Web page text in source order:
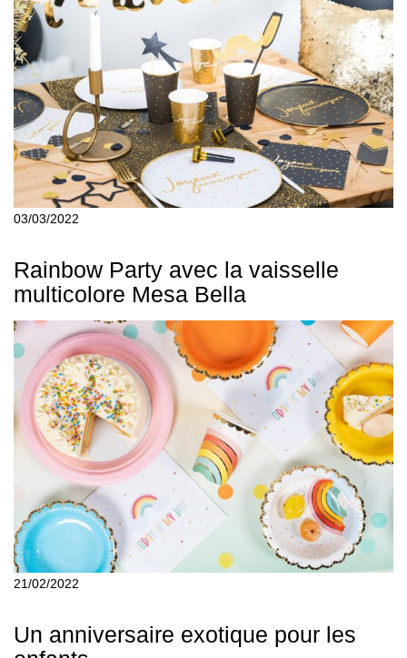
03/03/2022
Rainbow Party avec la vaisselle
multicolore Mesa Bella
21/02/2022
Un anniversaire exotique pour les